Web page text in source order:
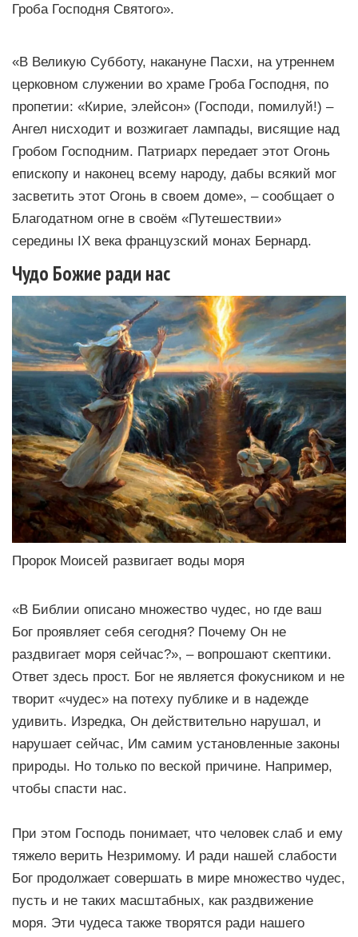
Гроба Господня Святого».
«В Великую Субботу, накануне Пасхи, на утреннем
церковном служении во храме Гроба Господня, по
пропетии: «Кирие, элейсон» (Господи, помилуй!) –
Ангел нисходит и возжигает лампады, висящие над
Гробом Господним. Патриарх передает этот Огонь
епископу и наконец всему народу, дабы всякий мог
засветить этот Огонь в своем доме», – сообщает о
Благодатном огне в своём «Путешествии»
середины IX века французский монах Бернард.
Чудо Божие ради нас
Пророк Моисей развигает воды моря
«В Библии описано множество чудес, но где ваш
Бог проявляет себя сегодня? Почему Он не
раздвигает моря сейчас?», – вопрошают скептики.
Ответ здесь прост. Бог не является фокусником и не
творит «чудес» на потеху публике и в надежде
удивить. Изредка, Он действительно нарушал, и
нарушает сейчас, Им самим установленные законы
природы. Но только по веской причине. Например,
чтобы спасти нас.
При этом Господь понимает, что человек слаб и ему
тяжело верить Незримому. И ради нашей слабости
Бог продолжает совершать в мире множество чудес,
пусть и не таких масштабных, как раздвижение
моря. Эти чудеса также творятся ради нашего